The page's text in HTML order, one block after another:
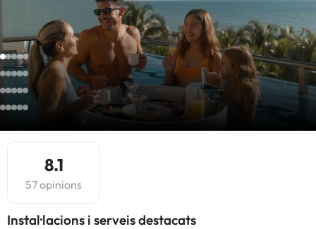
8.1
57 opinions
Instal·lacions i serveis destacats